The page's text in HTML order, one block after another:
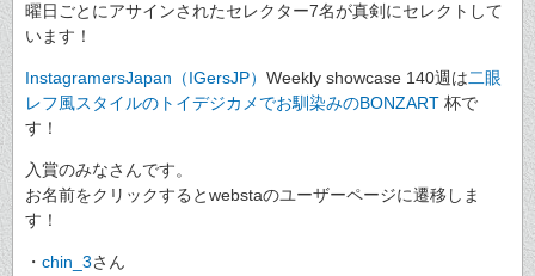
曜日ごとにアサインされたセレクター7名が真剣にセレクトして
います！
InstagramersJapan（IGersJP） Weekly showcase 140週は二眼
レフ風スタイルのトイデジカメでお馴染みのBONZART 杯で
す！
入賞のみなさんです。
お名前をクリックするとwebstaのユーザーページに遷移しま
す！
・ chin_3さん